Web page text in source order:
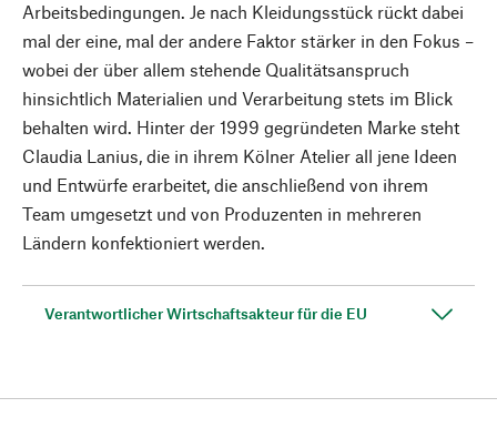
Arbeitsbedingungen. Je nach Kleidungsstück rückt dabei
mal der eine, mal der andere Faktor stärker in den Fokus –
wobei der über allem stehende Qualitätsanspruch
hinsichtlich Materialien und Verarbeitung stets im Blick
behalten wird. Hinter der 1999 gegründeten Marke steht
Claudia Lanius, die in ihrem Kölner Atelier all jene Ideen
und Entwürfe erarbeitet, die anschließend von ihrem
Team umgesetzt und von Produzenten in mehreren
Ländern konfektioniert werden.
Verantwortlicher Wirtschaftsakteur für die EU